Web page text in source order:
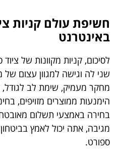
חשיפת עולם קניות
באינטרנט
לסיכום, קניות מקוונות של
שני לה וגישה למגוון עצום של
מחקר מעמיק, שימת לב לגודל,
הימנעות ממוצרים מזויפים,
בחירה באמצעי תשלום
מגיבה, אתה יכול לאמץ
ספורט.